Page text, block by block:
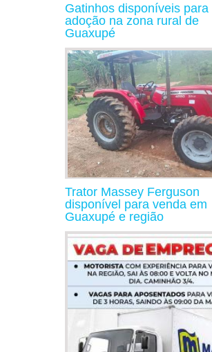
Gatinhos disponíveis para
adoção na zona rural de
Guaxupé
Trator Massey Ferguson
disponível para venda em
Guaxupé e região